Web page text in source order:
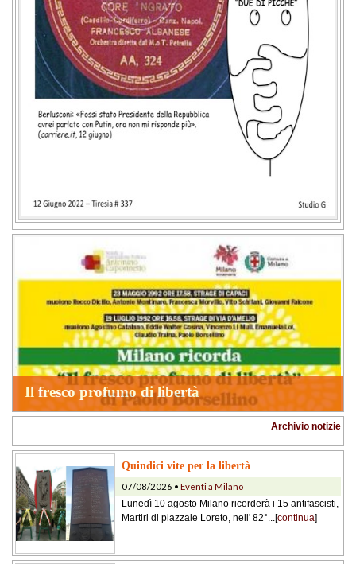
Il fresco profumo di libertà
Archivio notizie
Quindici vite per la libertà
07/08/2026 • Eventi a Milano
Lunedì 10 agosto Milano ricorderà i 15 antifascisti,
Martiri di piazzale Loreto, nell' 82°...[continua]